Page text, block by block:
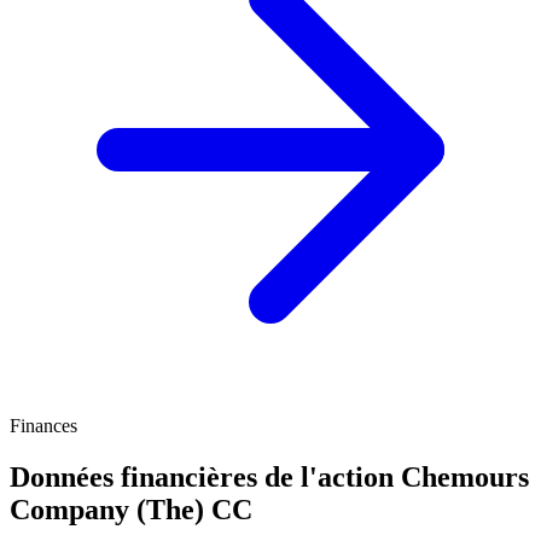
Finances
Données financières de l'action Chemours
Company (The) CC